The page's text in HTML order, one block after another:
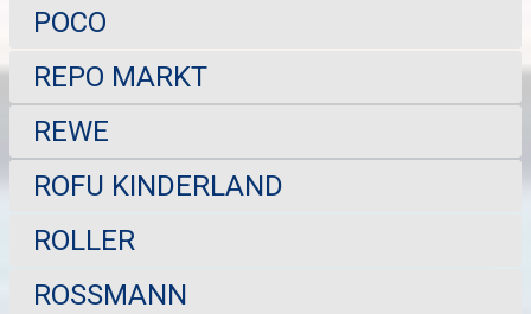
POCO
REPO MARKT
REWE
ROFU KINDERLAND
ROLLER
ROSSMANN